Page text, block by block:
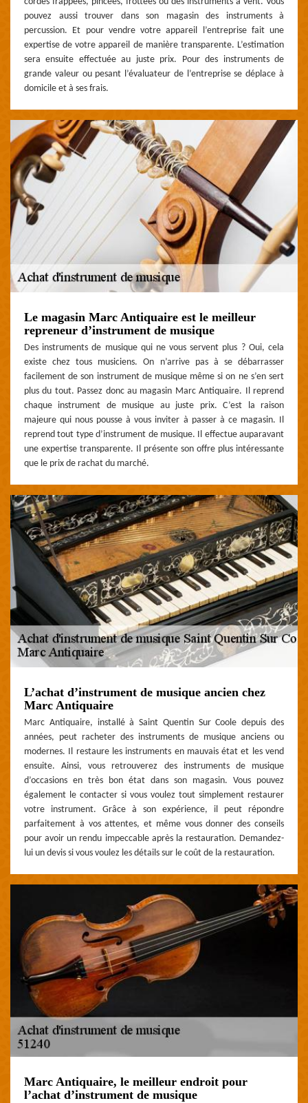
pouvez aussi trouver dans son magasin des instruments à
percussion. Et pour vendre votre appareil l’entreprise fait une
expertise de votre appareil de manière transparente. L’estimation
sera ensuite effectuée au juste prix. Pour des instruments de
grande valeur ou pesant l’évaluateur de l’entreprise se déplace à
domicile et à ses frais.
Le magasin Marc Antiquaire est le meilleur
repreneur d’instrument de musique
Des instruments de musique qui ne vous servent plus ? Oui, cela
existe chez tous musiciens. On n’arrive pas à se débarrasser
facilement de son instrument de musique même si on ne s’en sert
plus du tout. Passez donc au magasin Marc Antiquaire. Il reprend
chaque instrument de musique au juste prix. C’est la raison
majeure qui nous pousse à vous inviter à passer à ce magasin. Il
reprend tout type d’instrument de musique. Il effectue auparavant
une expertise transparente. Il présente son offre plus intéressante
que le prix de rachat du marché.
L’achat d’instrument de musique ancien chez
Marc Antiquaire
Marc Antiquaire, installé à Saint Quentin Sur Coole depuis des
années, peut racheter des instruments de musique anciens ou
modernes. Il restaure les instruments en mauvais état et les vend
ensuite. Ainsi, vous retrouverez des instruments de musique
d’occasions en très bon état dans son magasin. Vous pouvez
également le contacter si vous voulez tout simplement restaurer
votre instrument. Grâce à son expérience, il peut répondre
parfaitement à vos attentes, et même vous donner des conseils
pour avoir un rendu impeccable après la restauration. Demandez-
lui un devis si vous voulez les détails sur le coût de la restauration.
Marc Antiquaire, le meilleur endroit pour
l’achat d’instrument de musique